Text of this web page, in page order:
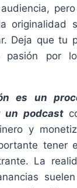
originalidad
Deja que tu
pasión por
es un
un podcast
y
tener
La